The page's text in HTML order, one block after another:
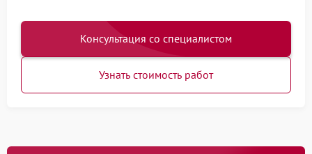
Консультация со специалистом
Узнать стоимость работ